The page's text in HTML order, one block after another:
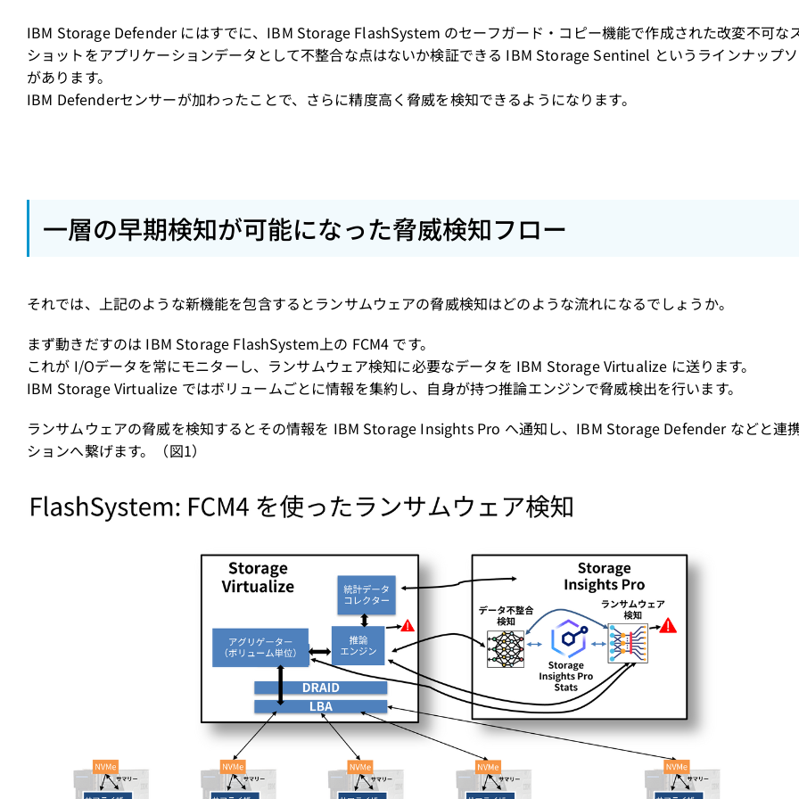
IBM Storage Defender にはすでに、IBM Storage FlashSystem のセーフガード・コピー機能で作成された改変不可な
ショットをアプリケーションデータとして不整合な点はないか検証できる IBM Storage Sentinel というラインナップ
があります。
IBM Defenderセンサーが加わったことで、さらに精度高く脅威を検知できるようになります。
一層の早期検知が可能になった脅威検知フロー
それでは、上記のような新機能を包含するとランサムウェアの脅威検知はどのような流れになるでしょうか。
まず動きだすのは IBM Storage FlashSystem上の FCM4 です。
これが I/Oデータを常にモニターし、ランサムウェア検知に必要なデータを IBM Storage Virtualize に送ります。
IBM Storage Virtualize ではボリュームごとに情報を集約し、自身が持つ推論エンジンで脅威検出を行います。
ランサムウェアの脅威を検知するとその情報を IBM Storage Insights Pro へ通知し、IBM Storage Defender などと連
ションへ繋げます。（図1）